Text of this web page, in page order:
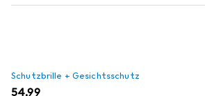
Schutzbrille + Gesichtsschutz
EUR
54,99